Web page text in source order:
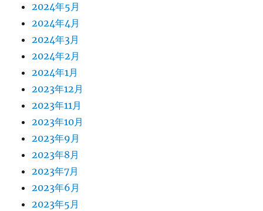
2024年5月
2024年4月
2024年3月
2024年2月
2024年1月
2023年12月
2023年11月
2023年10月
2023年9月
2023年8月
2023年7月
2023年6月
2023年5月